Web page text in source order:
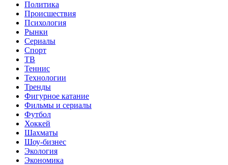
Политика
Происшествия
Психология
Рынки
Сериалы
Спорт
ТВ
Теннис
Технологии
Тренды
Фигурное катание
Фильмы и сериалы
Футбол
Хоккей
Шахматы
Шоу-бизнес
Экология
Экономика